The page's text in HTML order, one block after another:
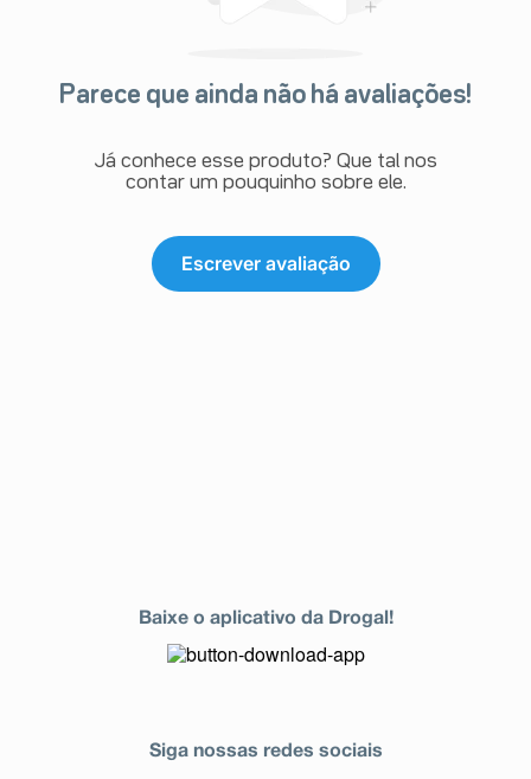
Parece que ainda não há avaliações!
Já conhece esse produto? Que tal nos
contar um pouquinho sobre ele.
Escrever avaliação
Baixe o aplicativo da Drogal!
Siga nossas redes sociais